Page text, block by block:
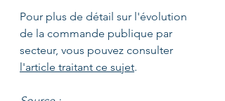
Pour plus de détail sur l'évolution
de la commande publique par
secteur, vous pouvez consulter
l'article traitant ce sujet.